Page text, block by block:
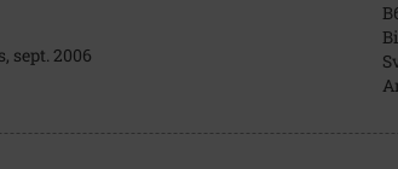
sept. 2006